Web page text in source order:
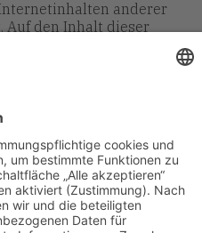
anderer
den Inhalt dieser
der anderen
Trotz der Überprüfung
für den